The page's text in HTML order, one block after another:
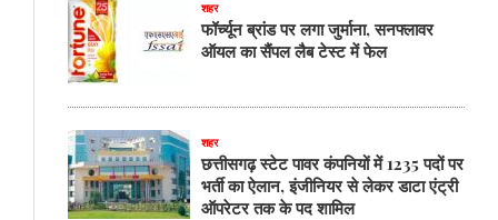
शहर
फॉर्च्यून ब्रांड पर लगा जुर्माना, सनफ्लावर
ऑयल का सैंपल लैब टेस्ट में फेल
शहर
छत्तीसगढ़ स्टेट पावर कंपनियों में 1235 पदों पर
भर्ती का ऐलान, इंजीनियर से लेकर डाटा एंट्री
ऑपरेटर तक के पद शामिल